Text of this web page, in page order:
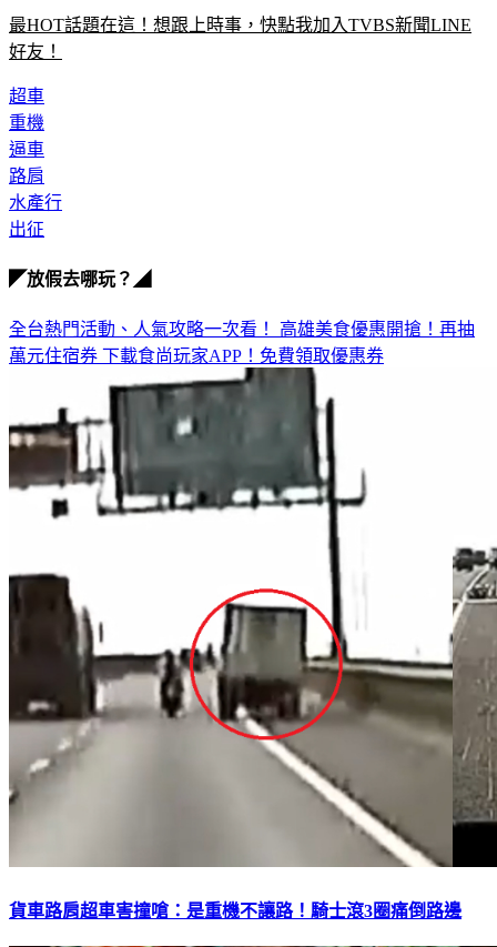
最HOT話題在這！想跟上時事，快點我加入TVBS新聞LINE
好友！
超車
重機
逼車
路肩
水產行
出征
◤放假去哪玩？◢
全台熱門活動、人氣攻略一次看！ 高雄美食優惠開搶！再抽
萬元住宿券 下載食尚玩家APP！免費領取優惠券
貨車路肩超車害撞嗆：是重機不讓路！騎士滾3圈痛倒路邊